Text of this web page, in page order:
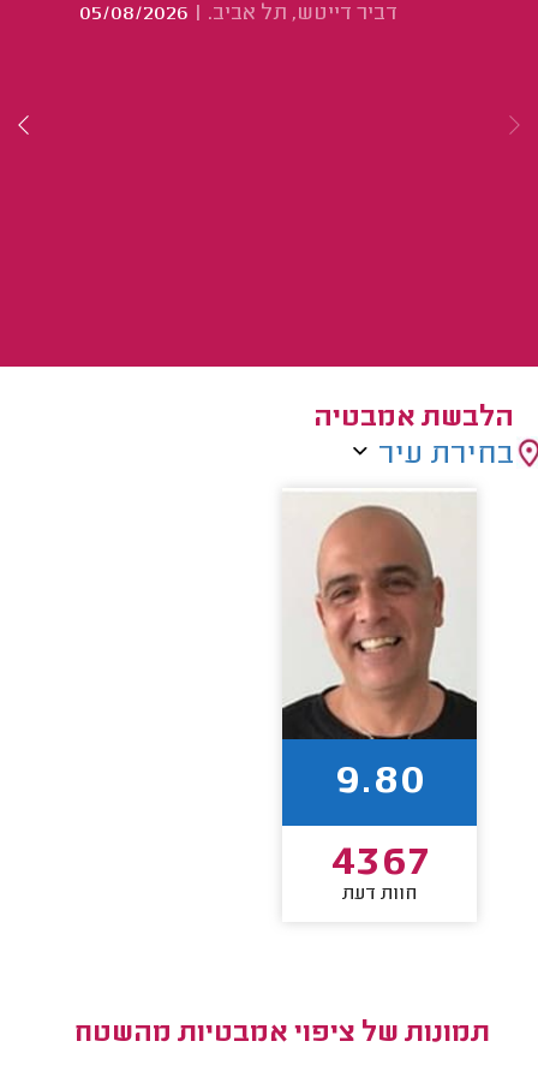
דביר דייטש, תל אביב. |
05/08/2026
הלבשת אמבטיה
בחירת עיר
9.80
4367
חוות דעת
תמונות של ציפוי אמבטיות מהשטח